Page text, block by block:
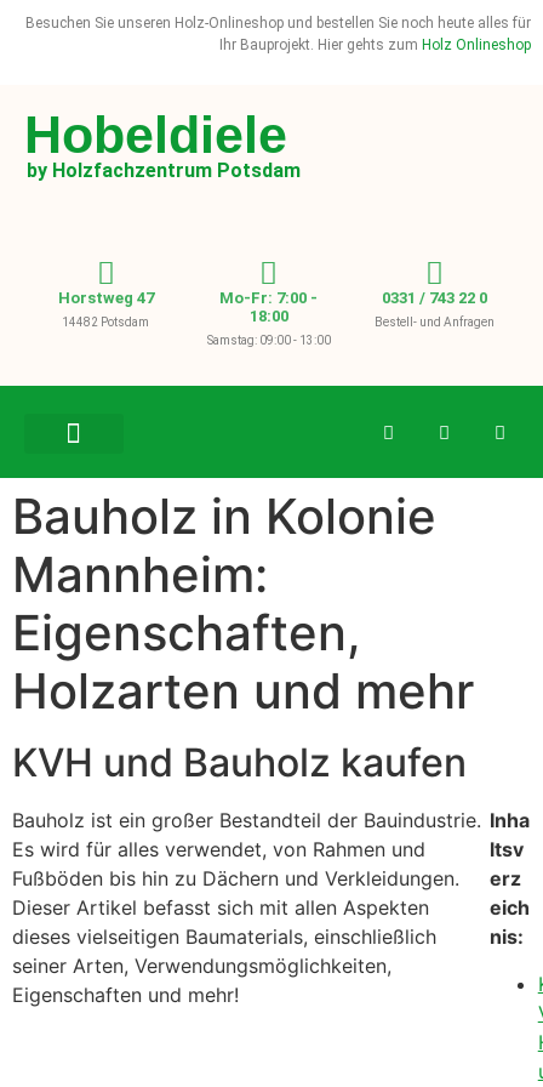
Besuchen Sie unseren Holz-Onlineshop und bestellen Sie noch heute alles für
Ihr Bauprojekt. Hier gehts zum Holz Onlineshop
Hobeldiele
by Holzfachzentrum Potsdam
Horstweg 47
14482 Potsdam
Mo-Fr: 7:00 -
18:00
Samstag: 09:00 - 13:00
0331 / 743 22 0
Bestell- und Anfragen
Bauholz in Kolonie
Mannheim:
Eigenschaften,
Holzarten und mehr
KVH und Bauholz kaufen
Bauholz ist ein großer Bestandteil der Bauindustrie.
Es wird für alles verwendet, von Rahmen und
Fußböden bis hin zu Dächern und Verkleidungen.
Dieser Artikel befasst sich mit allen Aspekten
dieses vielseitigen Baumaterials, einschließlich
seiner Arten, Verwendungsmöglichkeiten,
Eigenschaften und mehr!
Inha
ltsv
erz
eich
nis: